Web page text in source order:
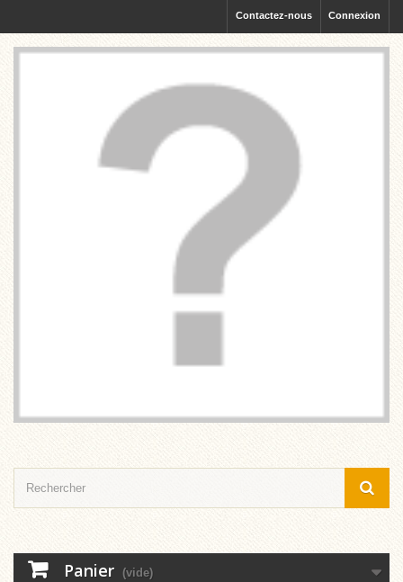
Connexion
Contactez-nous
Panier (vide)